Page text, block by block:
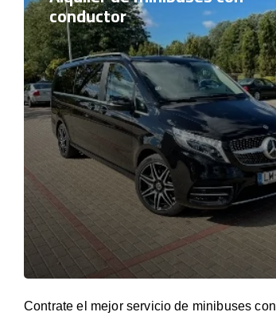
conductor
Contrate el mejor servicio de minibuses con